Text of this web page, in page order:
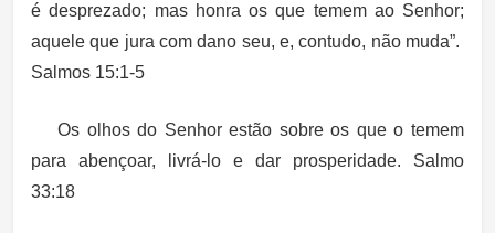
é desprezado; mas honra os que temem ao Senhor;
aquele que jura com dano seu, e, contudo, não muda”.
Salmos 15:1-5
Os olhos do Senhor estão sobre os que o temem
para abençoar, livrá-lo e dar prosperidade. Salmo
33:18